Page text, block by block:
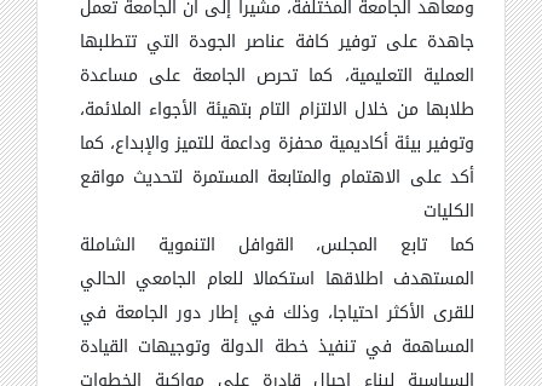
ومعاهد الجامعة المختلفة، مشيراً إلى ان الجامعة تعمل
جاهدة على توفير كافة عناصر الجودة التي تتطلبها
العملية التعليمية، كما تحرص الجامعة على مساعدة
طلابها من خلال الالتزام التام بتهيئة الأجواء الملائمة،
وتوفير بيئة أكاديمية محفزة وداعمة للتميز والإبداع، كما
أكد على الاهتمام والمتابعة المستمرة لتحديث مواقع
الكليات
كما تابع المجلس، القوافل التنموية الشاملة
المستهدف اطلاقها استكمالا للعام الجامعي الحالي
للقرى الأكثر احتياجا، وذلك في إطار دور الجامعة في
المساهمة في تنفيذ خطة الدولة وتوجيهات القيادة